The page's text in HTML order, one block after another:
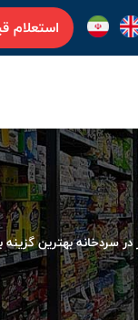
استعلام
بهترین گزینه